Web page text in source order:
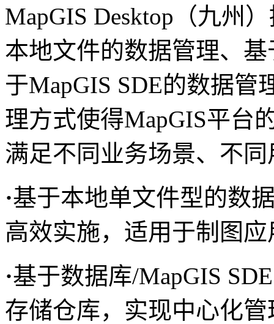
MapGIS Desktop（九州
本地文件的数据管理、
于MapGIS SDE的数据
理方式使得MapGIS平台
满足不同业务场景、不
·基于本地单文件型的数
高效实施，适用于制图
·基于数据库/MapGIS
存储仓库，实现中心化